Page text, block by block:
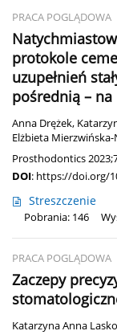
PRACA POGLĄDOWA
protokole
uzupełnień
pośrednią –
Anna Drężek,
Elżbieta
Prosthodontics
DOI: https://doi.org/
Streszczenie
Pobrania: 146
PRACA POGLĄDOWA
Zaczepy
Katarzyna Anna